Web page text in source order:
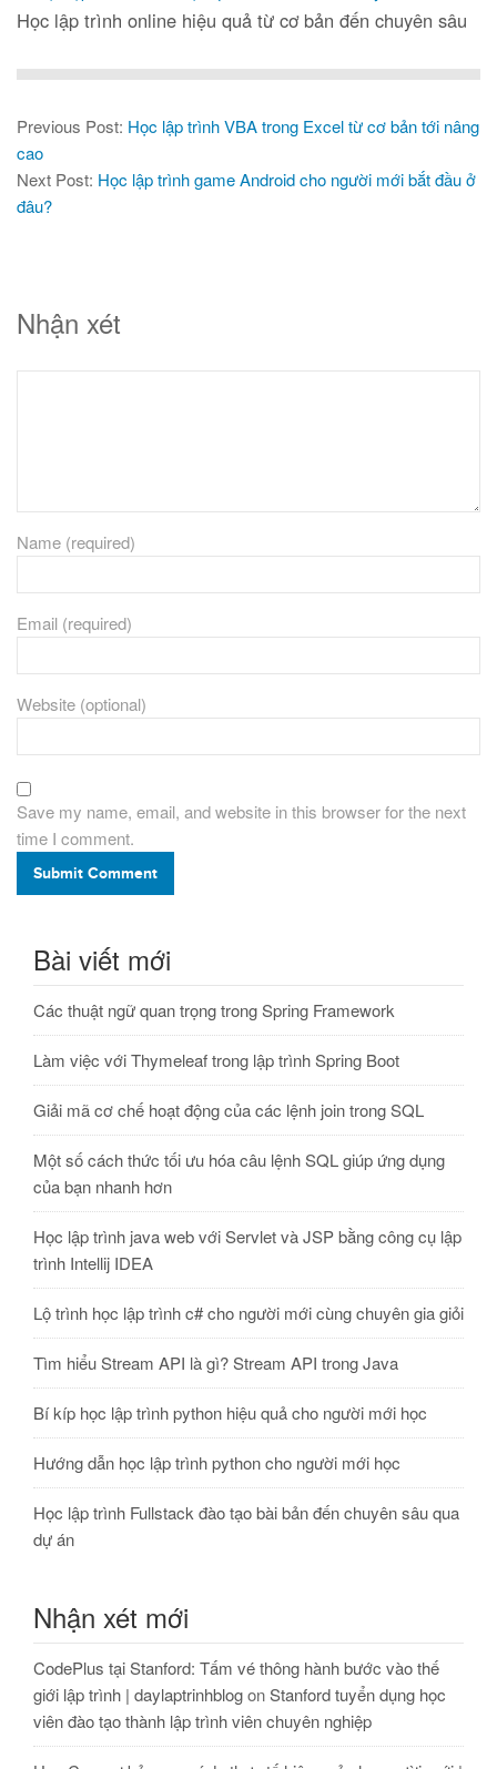
Học lập trình online hiệu quả từ cơ bản đến chuyên sâu
Previous Post: Học lập trình VBA trong Excel từ cơ bản tới nâng
cao
Next Post: Học lập trình game Android cho người mới bắt đầu ở
đâu?
Nhận xét
Name (required)
Email (required)
Website (optional)
Save my name, email, and website in this browser for the next
time I comment.
Submit Comment
Bài viết mới
Các thuật ngữ quan trọng trong Spring Framework
Làm việc với Thymeleaf trong lập trình Spring Boot
Giải mã cơ chế hoạt động của các lệnh join trong SQL
Một số cách thức tối ưu hóa câu lệnh SQL giúp ứng dụng
của bạn nhanh hơn
Học lập trình java web với Servlet và JSP bằng công cụ lập
trình Intellij IDEA
Lộ trình học lập trình c# cho người mới cùng chuyên gia giỏi
Tìm hiểu Stream API là gì? Stream API trong Java
Bí kíp học lập trình python hiệu quả cho người mới học
Hướng dẫn học lập trình python cho người mới học
Học lập trình Fullstack đào tạo bài bản đến chuyên sâu qua
dự án
Nhận xét mới
CodePlus tại Stanford: Tấm vé thông hành bước vào thế
giới lập trình | daylaptrinhblogonStanford tuyển dụng học
viên đào tạo thành lập trình viên chuyên nghiệp